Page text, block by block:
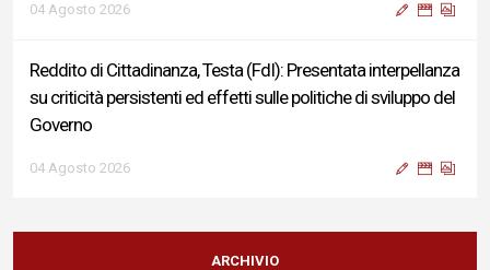
04 Agosto 2026
Reddito di Cittadinanza, Testa (FdI): Presentata interpellanza
su criticità persistenti ed effetti sulle politiche di sviluppo del
Governo
04 Agosto 2026
Sigismondi, Liris e Testa: “Profondo cordoglio e vicinanza al
Ministro Roccella e alla sua famiglia”
ARCHIVIO